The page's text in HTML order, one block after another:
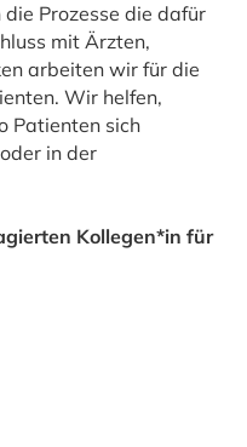
Prozesse die dafür
mit Ärzten,
arbeiten wir für die
Wir helfen,
Patienten sich
in der
Kollegen*in für